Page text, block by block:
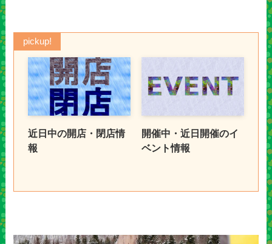
pickup!
近日中の開店・閉店情
報
開催中・近日開催のイ
ベント情報